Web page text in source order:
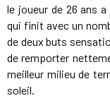
le joueur de 26 ans
qui finit avec un
de deux buts
de remporter
meilleur milieu de
soleil.